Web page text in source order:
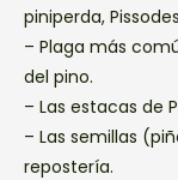
piniperda,
– Plaga más
del pino.
– Las estacas de
– Las semillas
repostería.